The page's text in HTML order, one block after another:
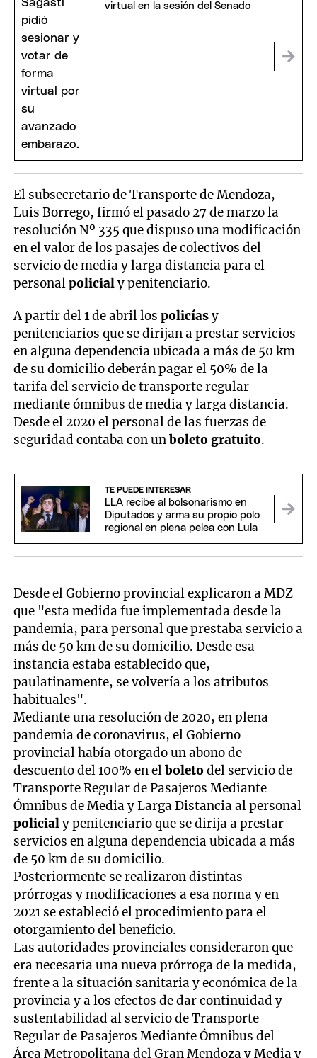
virtual en la sesión del Senado
El subsecretario de Transporte de Mendoza,
Luis Borrego, firmó el pasado 27 de marzo la
resolución Nº 335 que dispuso una modificación
en el valor de los pasajes de colectivos del
servicio de media y larga distancia para el
personalpolicialy penitenciario.
A partir del 1 de abril lospolicíasy
penitenciarios que se dirijan a prestar servicios
en alguna dependencia ubicada a más de 50 km
de su domicilio deberán pagar el 50% de la
tarifa del servicio de transporte regular
mediante ómnibus de media y larga distancia.
Desde el 2020 el personal de las fuerzas de
seguridad contaba con unboleto gratuito.
TE PUEDE INTERESAR
LLA recibe al bolsonarismo en
Diputados y arma su propio polo
regional en plena pelea con Lula
Desde el Gobierno provincial explicaron a MDZ
que "esta medida fue implementada desde la
pandemia, para personal que prestaba servicio a
más de 50 km de su domicilio. Desde esa
instancia estaba establecido que,
paulatinamente, se volvería a los atributos
habituales".
Mediante una resolución de 2020, en plena
pandemia de coronavirus, el Gobierno
provincial había otorgado un abono de
descuento del 100% en elboletodel servicio de
Transporte Regular de Pasajeros Mediante
Ómnibus de Media y Larga Distancia al personal
policialy penitenciario que se dirija a prestar
servicios en alguna dependencia ubicada a más
de 50 km de su domicilio.
Posteriormente se realizaron distintas
prórrogas y modificaciones a esa norma y en
2021 se estableció el procedimiento para el
otorgamiento del beneficio.
Las autoridades provinciales consideraron que
era necesaria una nueva prórroga de la medida,
frente a la situación sanitaria y económica de la
provincia y a los efectos de dar continuidad y
sustentabilidad al servicio de Transporte
Regular de Pasajeros Mediante Ómnibus del
Área Metropolitana del Gran Mendoza y Media y